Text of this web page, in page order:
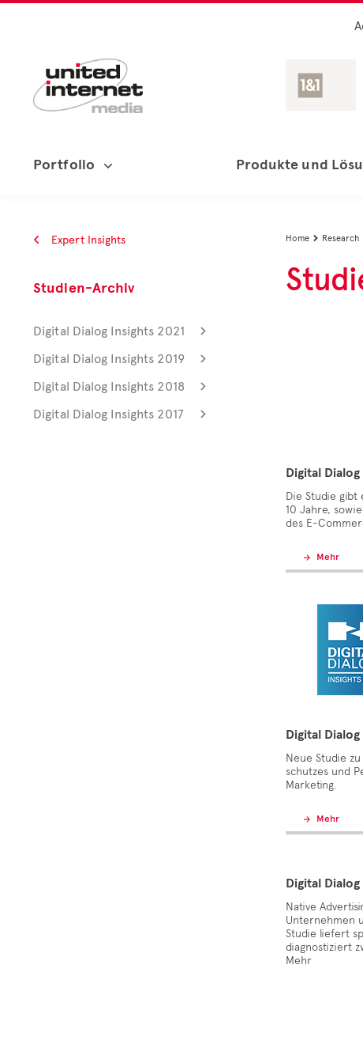
Portfolio Produkte und
Expert Insights
Studien-Archiv
Digital Dialog Insights 2021
Digital Dialog Insights 2019
Digital Dialog Insights 2018
Digital Dialog Insights 2017
Home  Research
Digital
Die Studie gibt
10 Jahre,
des E-
Mehr
Digital
Neue Studie
schutzes und
Marketing.
Mehr
Digital
Native
Unternehmen
Studie liefert
diagnostiziert
Mehr